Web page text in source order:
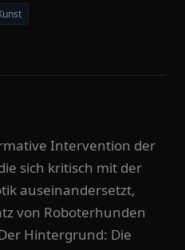
Intervention der
sich kritisch mit der
auseinandersetzt,
von Roboterhunden
Hintergrund: Die